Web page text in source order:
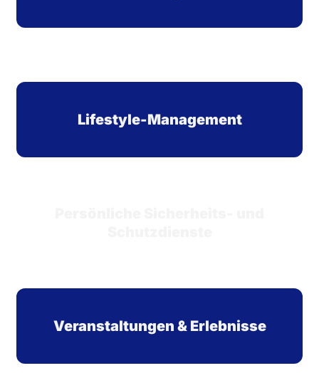
Lifestyle-Management
Veranstaltungen & Erlebnisse